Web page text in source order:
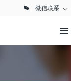
微信联系